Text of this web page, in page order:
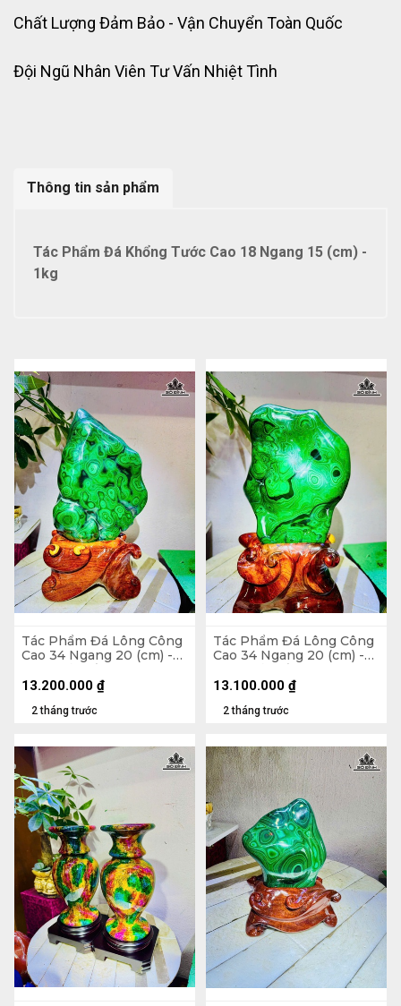
Chất Lượng Đảm Bảo - Vận Chuyển Toàn Quốc
Đội Ngũ Nhân Viên Tư Vấn Nhiệt Tình
Thông tin sản phẩm
Tác Phẩm Đá Khổng Tước Cao 18 Ngang 15 (cm) -
1kg
Tác Phẩm Đá Lông Công
Cao 34 Ngang 20 (cm) -
6,5kg Cả Đế
2 tháng trước
13.200.000 ₫
Tác Phẩm Đá Lông Công
Cao 34 Ngang 20 (cm) -
6,5kg Cả Đế
2 tháng trước
13.100.000 ₫